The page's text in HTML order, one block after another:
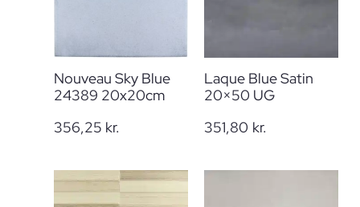
Nouveau Sky Blue
24389 20x20cm
356,25 kr.
Laque Blue Satin
20×50 UG
351,80 kr.